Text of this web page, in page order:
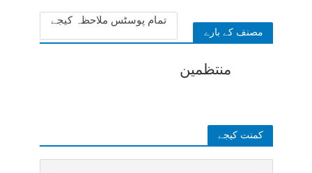
مصنف کے بارے
تمام پوسٹس ملاحظہ کیجے
منتظمین
کمنت کیجے